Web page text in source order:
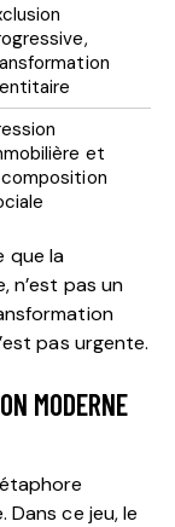
et
que la
n’est pas un
pas urgente.
MODERNE
ce jeu, le